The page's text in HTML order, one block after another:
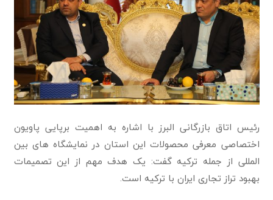
رئیس اتاق بازرگانی البرز با اشاره به اهمیت برپایی پاویون
اختصاصی معرفی محصولات این استان در نمایشگاه های بین
المللی از جمله ترکیه گفت: یک هدف مهم از این تصمیمات
بهبود تراز تجاری ایران با ترکیه است.